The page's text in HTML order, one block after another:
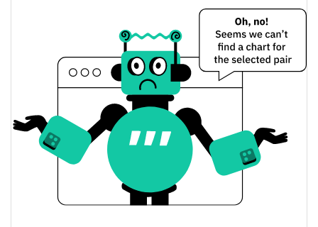
$0.0000069780998
Abertura / Fecho de
$0.0000069739324 /
$0.0000069780998
A mudança de ontem
Volume de ontem $27.295025
Histórico do preço do Meelo The Pup